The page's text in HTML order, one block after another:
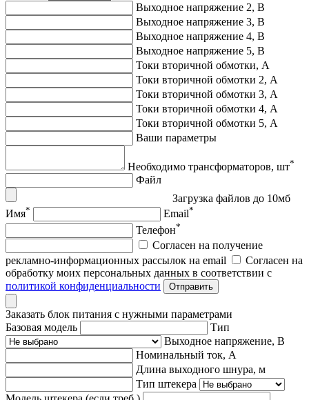
Выходное напряжение 2, В
Выходное напряжение 3, В
Выходное напряжение 4, В
Выходное напряжение 5, В
Токи вторичной обмотки, А
Токи вторичной обмотки 2, А
Токи вторичной обмотки 3, А
Токи вторичной обмотки 4, А
Токи вторичной обмотки 5, А
Ваши параметры
Необходимо трансформаторов, шт*
Файл
Загрузка файлов до 10мб
Имя* Email*
Телефон*
Согласен на получение
рекламно-информационных рассылок на email
Согласен на
обработку моих персональных данных в соответствии с
политикой конфиденциальности
Отправить
Заказать блок питания с нужными параметрами
Базовая модель
Тип
Выходное напряжение, В
Номинальный ток, А
Длина выходного шнура, м
Тип штекера